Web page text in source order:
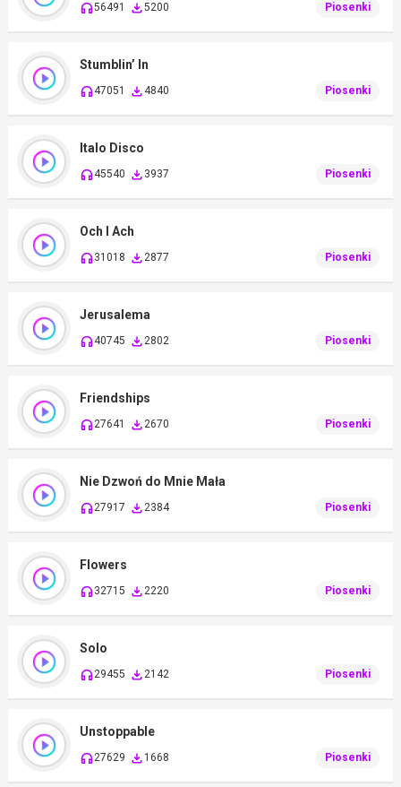
56491 5200 Piosenki
Stumblin’ In
47051 4840 Piosenki
Italo Disco
45540 3937 Piosenki
Och I Ach
31018 2877 Piosenki
Jerusalema
40745 2802 Piosenki
Friendships
27641 2670 Piosenki
Nie Dzwoń do Mnie Mała
27917 2384 Piosenki
Flowers
32715 2220 Piosenki
Solo
29455 2142 Piosenki
Unstoppable
27629 1668 Piosenki